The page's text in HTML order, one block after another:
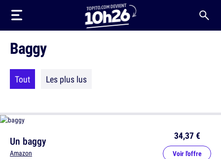
Baggy
Tout Les plus lus
Un baggy
Amazon
34,37 €
Voir l'offre